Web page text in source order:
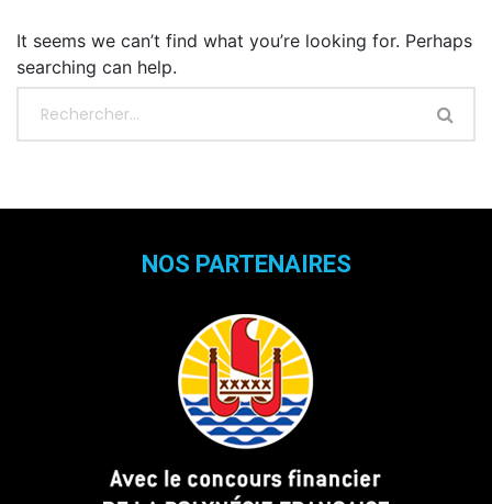
It seems we can’t find what you’re looking for. Perhaps
searching can help.
NOS PARTENAIRES